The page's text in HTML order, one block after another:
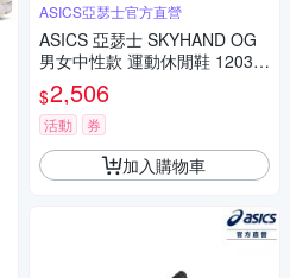
ASICS亞瑟士官方直營
ASICS 亞瑟士 SKYHAND OG
男女中性款 運動休閒鞋 1203A
452-001
$2,506
活動 券
加入購物車